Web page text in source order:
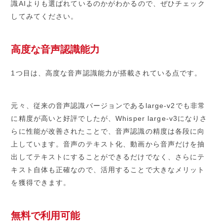
識AIよりも選ばれているのかがわかるので、ぜひチェック
してみてください。
高度な音声認識能力
1つ目は、高度な音声認識能力が搭載されている点です。
元々、従来の音声認識バージョンであるlarge-v2でも非常
に精度が高いと好評でしたが、Whisper large-v3になりさ
らに性能が改善されたことで、音声認識の精度は各段に向
上しています。音声のテキスト化、動画から音声だけを抽
出してテキストにすることができるだけでなく、さらにテ
キスト自体も正確なので、活用することで大きなメリット
を獲得できます。
無料で利用可能